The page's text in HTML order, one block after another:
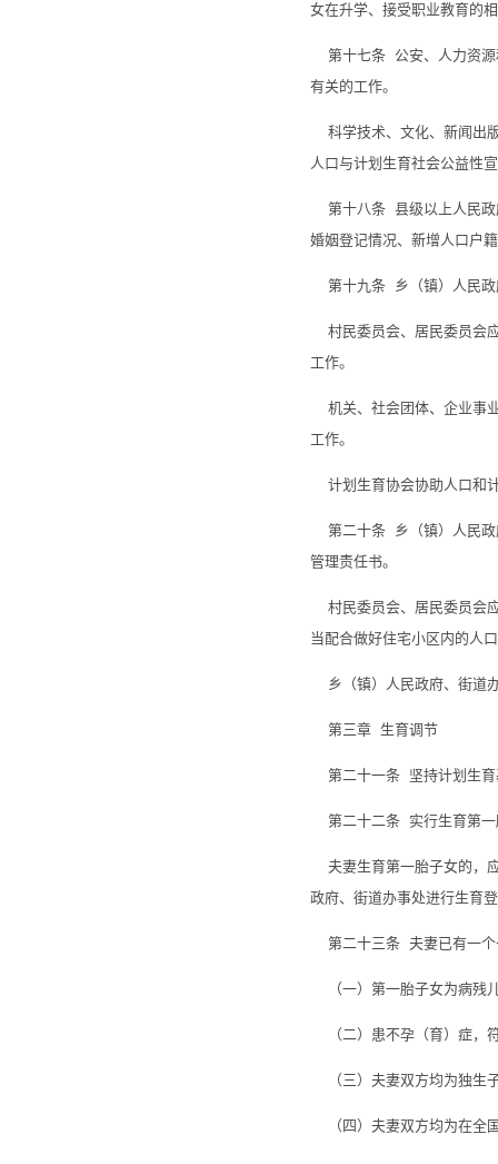
女在升学、接受职业教育的
第十七条 公安、人力资源
有关的工作。
科学技术、文化、新闻出
人口与计划生育社会公益性
第十八条 县级以上人民政
婚姻登记情况、新增人口户
第十九条 乡（镇）人民政
村民委员会、居民委员会
工作。
机关、社会团体、企业事
工作。
计划生育协会协助人口和
第二十条 乡（镇）人民政
管理责任书。
村民委员会、居民委员会
当配合做好住宅小区内的人
乡（镇）人民政府、街道
第三章 生育调节
第二十一条 坚持计划生育
第二十二条 实行生育第一
夫妻生育第一胎子女的，
政府、街道办事处进行生育
第二十三条 夫妻已有一个
（一）第一胎子女为病残
（二）患不孕（育）症，
（三）夫妻双方均为独生
（四）夫妻双方均为在全